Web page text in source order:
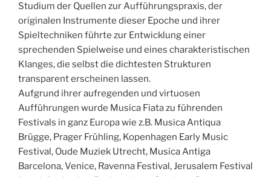
Studium der Quellen zur Aufführungspraxis, der
originalen Instrumente dieser Epoche und ihrer
Spieltechniken führte zur Entwicklung einer
sprechenden Spielweise und eines charakteristischen
Klanges, die selbst die dichtesten Strukturen
transparent erscheinen lassen.
Aufgrund ihrer aufregenden und virtuosen
Aufführungen wurde Musica Fiata zu führenden
Festivals in ganz Europa wie z.B. Musica Antiqua
Brügge, Prager Frühling, Kopenhagen Early Music
Festival, Oude Muziek Utrecht, Musica Antiga
Barcelona, Venice, Ravenna Festival, Jerusalem Festival